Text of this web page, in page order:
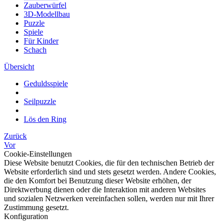
Zauberwürfel
3D-Modellbau
Puzzle
Spiele
Für Kinder
Schach
Übersicht
Geduldsspiele
Seilpuzzle
Lös den Ring
Zurück
Vor
Cookie-Einstellungen
Diese Website benutzt Cookies, die für den technischen Betrieb der
Website erforderlich sind und stets gesetzt werden. Andere Cookies,
die den Komfort bei Benutzung dieser Website erhöhen, der
Direktwerbung dienen oder die Interaktion mit anderen Websites
und sozialen Netzwerken vereinfachen sollen, werden nur mit Ihrer
Zustimmung gesetzt.
Konfiguration